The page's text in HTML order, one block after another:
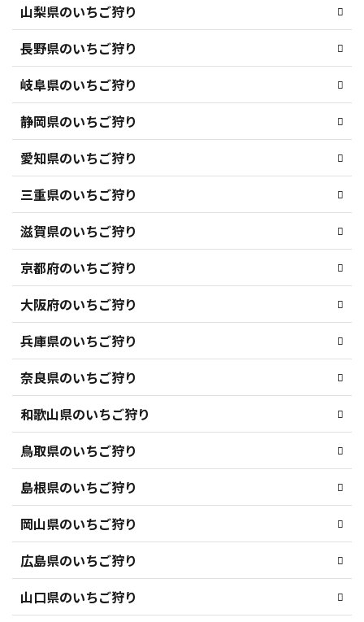
山梨県のいちご狩り
長野県のいちご狩り
岐阜県のいちご狩り
静岡県のいちご狩り
愛知県のいちご狩り
三重県のいちご狩り
滋賀県のいちご狩り
京都府のいちご狩り
大阪府のいちご狩り
兵庫県のいちご狩り
奈良県のいちご狩り
和歌山県のいちご狩り
鳥取県のいちご狩り
島根県のいちご狩り
岡山県のいちご狩り
広島県のいちご狩り
山口県のいちご狩り